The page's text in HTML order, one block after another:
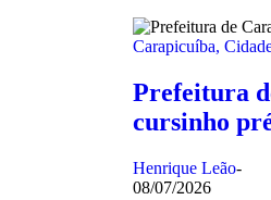
Carapicuíba,
Prefeitura
cursinho
Henrique Leão-
08/07/2026